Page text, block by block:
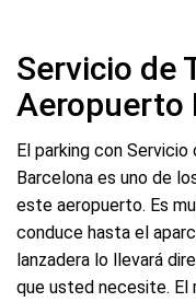
Servicio de
Aeropuerto
El parking con
Barcelona es uno de
este aeropuerto. Es
conduce hasta el
lanzadera lo llevará
que usted necesite. El